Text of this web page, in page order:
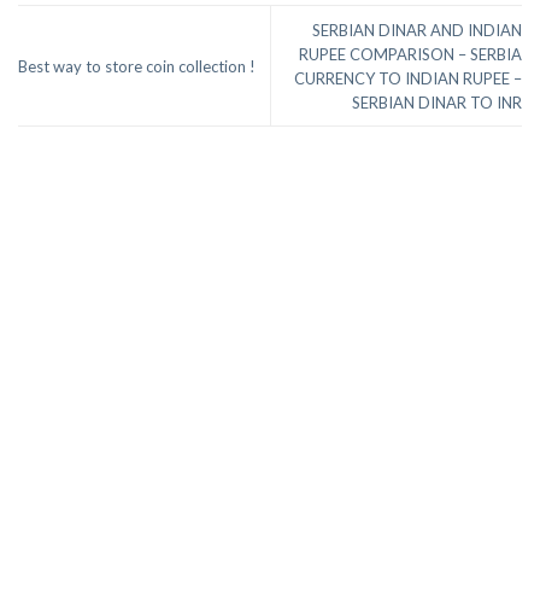
Best way to store coin collection !
SERBIAN DINAR AND INDIAN
RUPEE COMPARISON – SERBIA
CURRENCY TO INDIAN RUPEE –
SERBIAN DINAR TO INR